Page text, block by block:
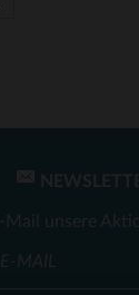
Mail unsere